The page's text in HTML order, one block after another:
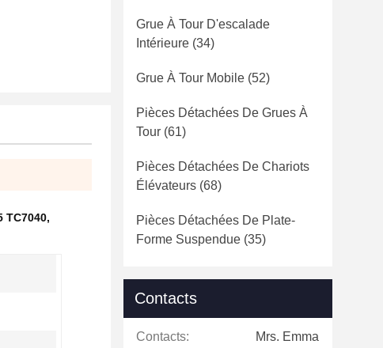
TC7040,
Grue À Tour D'escalade
Intérieure (34)
Grue À Tour Mobile (52)
Pièces Détachées De Grues À
Tour (61)
Pièces Détachées De Chariots
Élévateurs (68)
Pièces Détachées De Plate-
Forme Suspendue (35)
Contacts
Contacts: Mrs. Emma